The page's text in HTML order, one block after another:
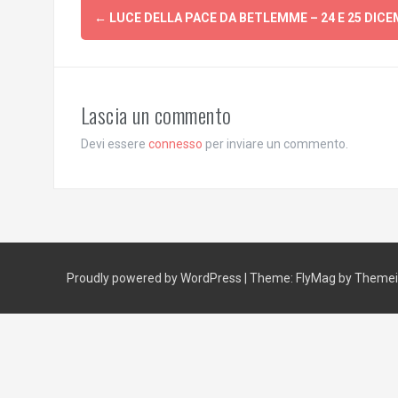
Post
navigation
← LUCE DELLA PACE DA BETLEMME – 24 E 25
Lascia un commento
Devi essere connesso per inviare un commento.
Proudly powered by WordPress Theme: FlyMag by